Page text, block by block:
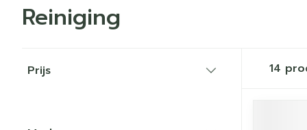
Reiniging
Prijs
14